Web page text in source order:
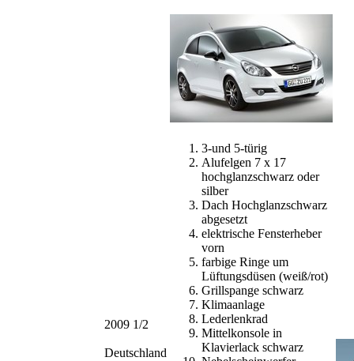
2009 1/2
Deutschland
3-und 5-türig
Alufelgen 7 x 17
hochglanzschwarz oder
silber
Dach Hochglanzschwarz
abgesetzt
elektrische Fensterheber
vorn
farbige Ringe um
Lüftungsdüsen (weiß/rot)
Grillspange schwarz
Klimaanlage
Lederlenkrad
Mittelkonsole in
Klavierlack schwarz